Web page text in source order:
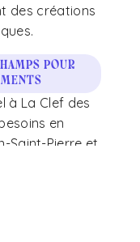
des créations
pour
à La Clef des
en
Saint-Pierre et